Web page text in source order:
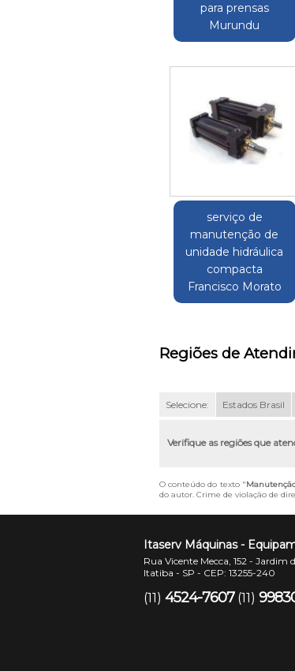
para prensas
Murundu
serviço de
manutenção de
unidade hidráulica
compacta
Francisco Morato
Regiões de
Selecione: Estados Brasil
Verifique as regiões que
O conteúdo do texto "
do autor. Crime de violação de
Itaserv Máquinas -
Rua Vicente Mecca, 152 - Jardim
Itatiba - SP - CEP: 13255-240
(11) 4524-7607 (11)